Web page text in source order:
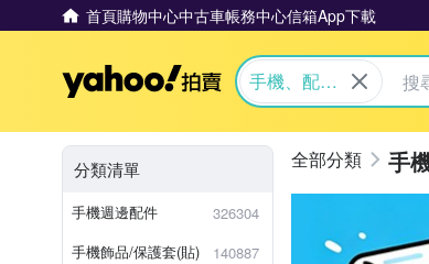
首頁購物中心中古車帳務中心信箱App下載
Yahoo拍賣
手機、配件
分類清單
手機週邊配件
326304
手機飾品/保護套(貼)
140887
手